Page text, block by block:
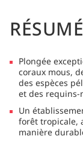
Plongée
coraux mous,
des espèces
et des requins-
Un
forêt tropicale,
manière